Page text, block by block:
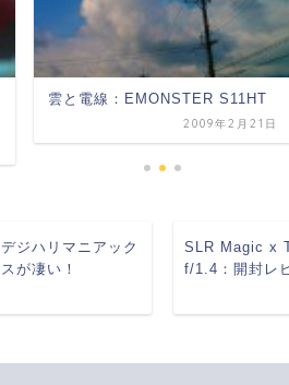
雲と電線：EMONSTER S11HT
2009年2月21日
デジハリマニアック
スが凄い！
SLR Magic x
f/1.4：開封レ